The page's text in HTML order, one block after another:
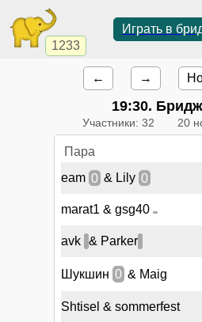
1233
Играть в
← →
19:30.
Участники: 32 20
Пара
eam 0 & Lily 0
marat1 & gsg40
avk & Parker
Шукшин 0 & Maig
Shtisel & sommerfest